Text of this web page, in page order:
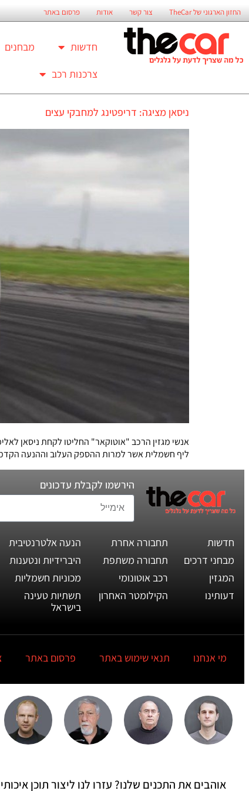
החזון הארגוני של TheCar צור קשר אודות פרסום באתר
חדשות מבחנים
צרכנות רכב
ניסאן מציגה: דריפטינג למחבקי עצים
ליף חשמלית אשר למרות ההספק העלוב וההנעה
הירשמו לקבלת עדכונים
חדשות
מבחני דרכים
המגזין
דעותינו
תחבורה אחרת
תחבורה משתפת
רכב אוטונומי
הקילומטר האחרון
הנעה אלטרנטיבית
היברידיות ונטענות
מכוניות חשמליות
תשתיות טעינה
בישראל
מי אנחנו תנאי שימוש באתר פרסום באתר
אוהבים את התכנים שלנו? עזרו לנו ליצור תוכן